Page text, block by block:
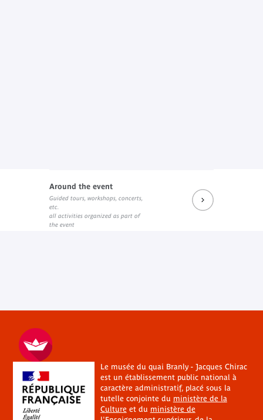
Around the event
Guided tours, workshops, concerts,
etc.
all activities organized as part of
the event
Le musée du quai Branly - Jacques Chirac
est un établissement public national à
caractère administratif, placé sous la
tutelle conjointe du ministère de la
Cultureet du ministère de